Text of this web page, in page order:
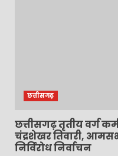
छत्तीसगढ़
छत्तीसगढ़ तृतीय वर्ग
चंद्रशेखर तिवारी,
निर्विरोध निर्वाचन